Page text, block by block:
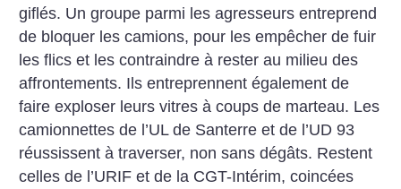
giflés. Un groupe parmi les agresseurs entreprend
de bloquer les camions, pour les empêcher de fuir
les flics et les contraindre à rester au milieu des
affrontements. Ils entreprennent également de
faire exploser leurs vitres à coups de marteau. Les
camionnettes de l’UL de Santerre et de l’UD 93
réussissent à traverser, non sans dégâts. Restent
celles de l’URIF et de la CGT-Intérim, coincées